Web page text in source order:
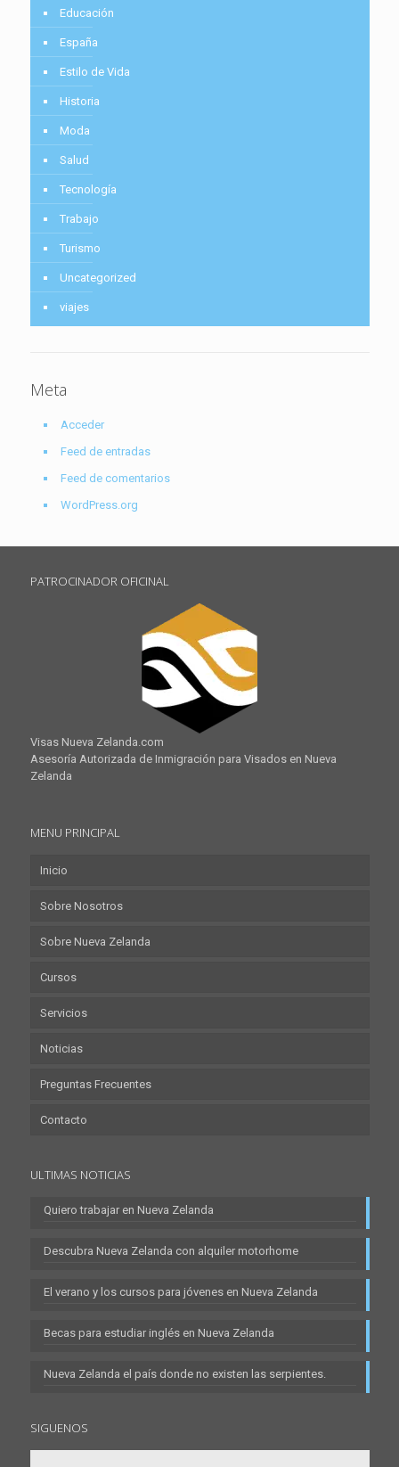
Educación
España
Estilo de Vida
Historia
Moda
Salud
Tecnología
Trabajo
Turismo
Uncategorized
viajes
Meta
Acceder
Feed de entradas
Feed de comentarios
WordPress.org
PATROCINADOR OFICINAL
Visas Nueva Zelanda.com
Asesoría Autorizada de Inmigración para Visados en Nueva
Zelanda
MENU PRINCIPAL
Inicio
Sobre Nosotros
Sobre Nueva Zelanda
Cursos
Servicios
Noticias
Preguntas Frecuentes
Contacto
ULTIMAS NOTICIAS
Quiero trabajar en Nueva Zelanda
Descubra Nueva Zelanda con alquiler motorhome
El verano y los cursos para jóvenes en Nueva Zelanda
Becas para estudiar inglés en Nueva Zelanda
Nueva Zelanda el país donde no existen las serpientes.
SIGUENOS